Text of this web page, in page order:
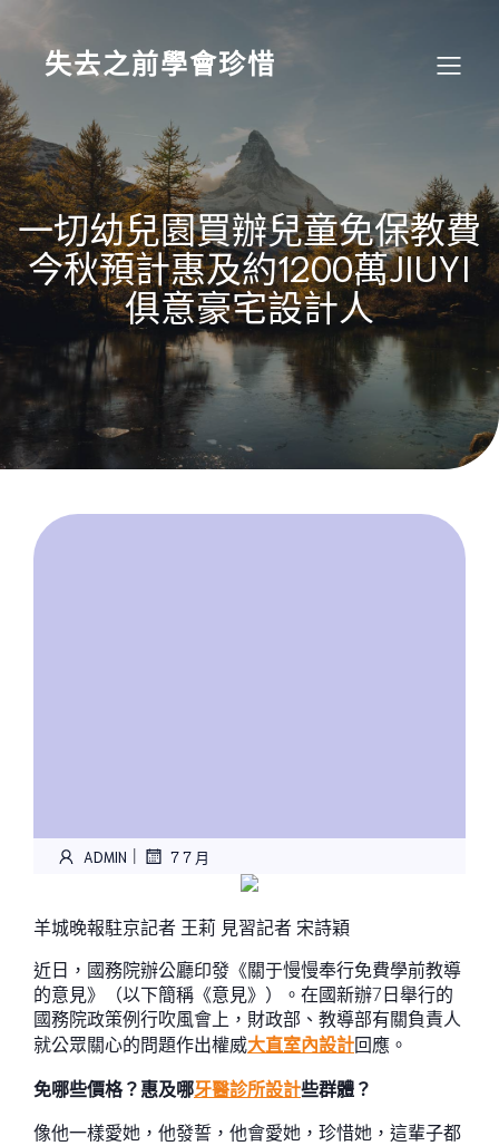
content
失去之前學會珍惜
一切幼兒園買辦兒童免保教費
今秋預計惠及約1200萬JIUYI
俱意豪宅設計人
ADMIN | 7 7 月
羊城晚報駐京記者 王莉 見習記者 宋詩穎
近日，國務院辦公廳印發《關于慢慢奉行免費學前教導
的意見》（以下簡稱《意見》）。在國新辦7日舉行的
國務院政策例行吹風會上，財政部、教導部有關負責人
就公眾關心的問題作出權威大直室內設計回應。
免哪些價格？惠及哪牙醫診所設計些群體？
像他一樣愛她，他發誓，他會愛她，珍惜她，這輩子都